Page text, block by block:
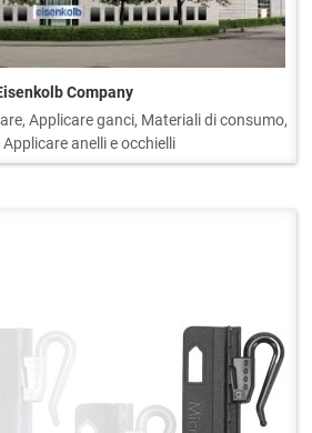
Company
Applicare ganci, Materiali di consumo,
anelli e occhielli